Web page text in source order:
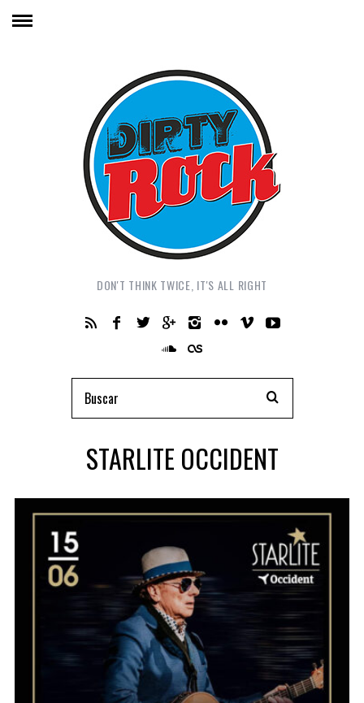
DON'T THINK TWICE, IT'S ALL RIGHT
STARLITE OCCIDENT